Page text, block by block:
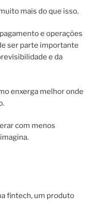
mais do que isso.
e operações
ser parte importante
e da
enxerga melhor onde
com menos
fintech, um produto